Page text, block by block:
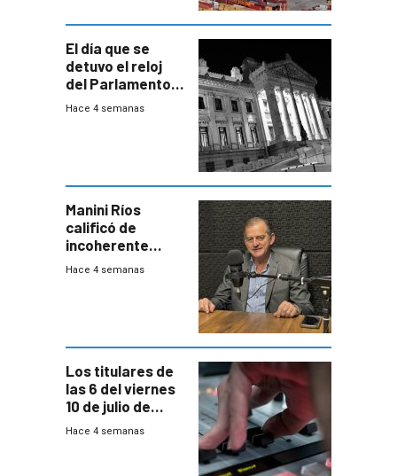
El día que se
detuvo el reloj
del Parlamento
para negociar
Hace 4 semanas
Manini Ríos
calificó de
incoherente
decisión de
Hace 4 semanas
Los titulares de
las 6 del viernes
10 de julio de
2026
Hace 4 semanas